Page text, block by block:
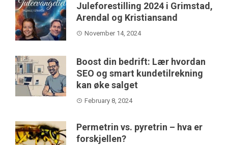
Juleforestilling 2024 i Grimstad,
Arendal og Kristiansand
November 14, 2024
Boost din bedrift: Lær hvordan
SEO og smart kundetilrekning
kan øke salget
February 8, 2024
Permetrin vs. pyretrin – hva er
forskjellen?